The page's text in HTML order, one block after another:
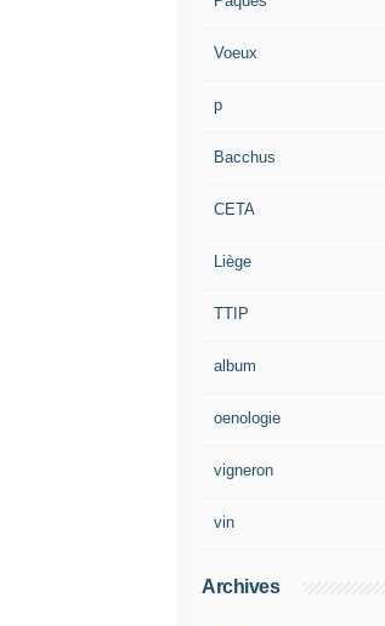
Voeux
p
Bacchus
CETA
Liège
TTIP
album
oenologie
vigneron
vin
Archives